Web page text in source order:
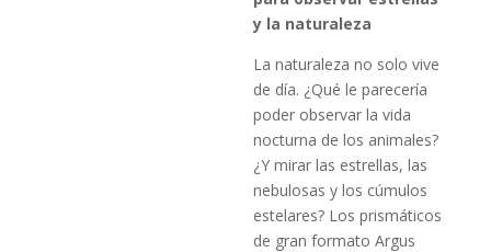
y la naturaleza
La naturaleza no solo vive
de día. ¿Qué le parecería
poder observar la vida
nocturna de los animales?
¿Y mirar las estrellas, las
nebulosas y los cúmulos
estelares? Los prismáticos
de gran formato Argus